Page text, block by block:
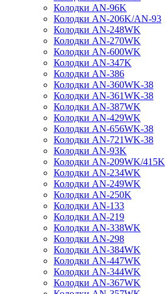
Колодки AN-96K
Колодки AN-206K/AN-93
Колодки AN-248WK
Колодки AN-270WK
Колодки AN-600WK
Колодки AN-347K
Колодки AN-386
Колодки AN-360WK-38
Колодки AN-361WK-38
Колодки AN-387WK
Колодки AN-429WK
Колодки AN-656WK-38
Колодки AN-721WK-38
Колодки AN-93K
Колодки AN-209WK/415K
Колодки AN-234WK
Колодки AN-249WK
Колодки AN-250K
Колодки AN-133
Колодки AN-219
Колодки AN-338WK
Колодки AN-298
Колодки AN-384WK
Колодки AN-447WK
Колодки AN-344WK
Колодки AN-367WK